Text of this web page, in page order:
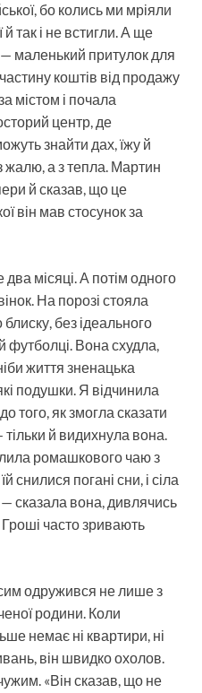
бо колись ми мріяли
так і не встигли. А ще
маленький притулок для
коштів від продажу
містом і почала
центр, де
знайти дах, їжу й
жалю, а з тепла. Мартин
й сказав, що це
він мав стосунок за
місяці. А потім одного
На порозі стояла
без ідеального
футболці. Вона схудла,
життя зненацька
подушки. Я відчинила
того, як змогла сказати
й видихнула вона.
ромашкового чаю з
снилися погані сни, і сіла
сказала вона, дивлячись
часто зривають
одружився не лише з
родини. Коли
немає ні квартири, ні
він швидко охолов.
«Він сказав, що не